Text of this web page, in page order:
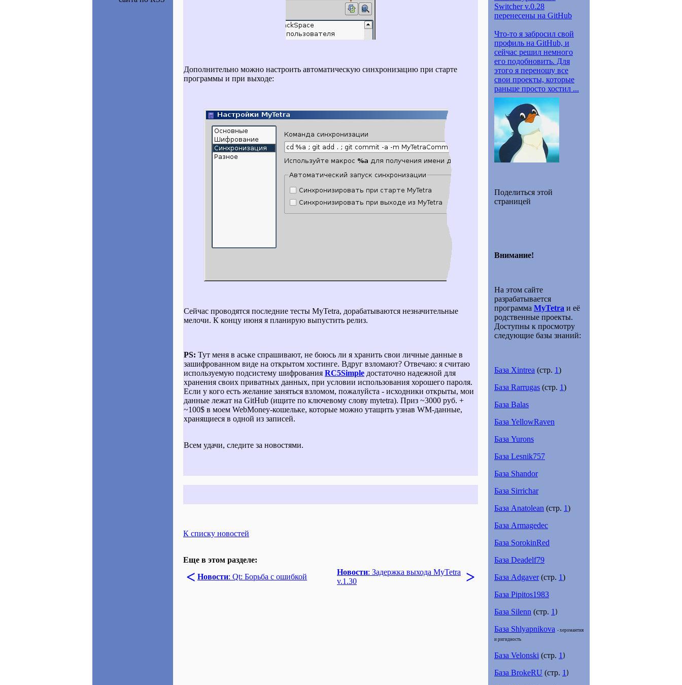
Дополнительно можно настроить автоматическую синхронизацию при старте
программы и при выходе:
Сейчас проводятся последние тесты MyTetra, дорабатываются незначительные
мелочи. К концу июня я планирую выпустить релиз.
PS: Тут меня в аське спрашивают, не боюсь ли я хранить свои личные данные в
зашифрованном виде на открытом хостинге. Вдруг взломают? Отвечаю: я считаю
используемую подсистему шифрования RC5Simple достаточно надежной для
хранения своих приватных данных, при условии использования хорошего пароля.
Если у кого есть желание заняться взломом, пожалуйста - исходники открыты, мои
данные лежат на GitHub (ищите по ключевому слову mytetra). Приз ~3000 руб. +
~100$ в моем WebMoney-кошельке, которые можно утащить узнав WM-данные,
хранящиеся в одной из записей.
Всем удачи, следите за новостями.
К списку новостей
Еще в этом разделе:
< Новости: Qt: Борьба с ошибкой
Новости: Задержка выхода MyTetra
v.1.30
>
Switcher v.0.28
перенесены на GitHub
Что-то я забросил свой
профиль на GitHub, и
сейчас решил немного
его подобновить. Для
этого я переношу все
свои проекты, которые
раньше просто хостил ...
Поделиться этой
страницей
Внимание!
На этом сайте
разрабатывается
программа MyTetra и её
родственные проекты.
Доступны к просмотру
следующие базы знаний:
База Xintrea (стр. 1)
База Rarrugas (стр. 1)
База Balas
База YellowRaven
База Yurons
База Lesnik757
База Shandor
База Sirrichar
База Anatolean (стр. 1)
База Аrmagedec
База SorokinRed
База Deadelf79
База Adgaver(стр. 1)
База Pipitos1983
База Silenn (стр. 1 )
База Shlyapnikova - херомантия
и ригидность
База Velonski (стр. 1 )
База BrokeRU (стр. 1 )